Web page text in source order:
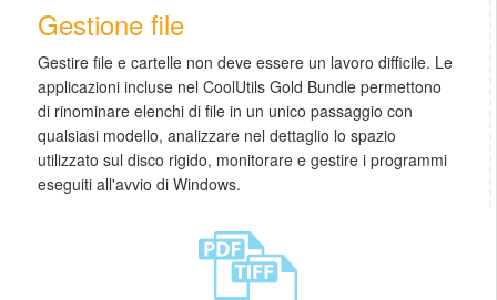
Gestione file
Gestire file e cartelle non deve essere un lavoro difficile. Le
applicazioni incluse nel CoolUtils Gold Bundle permettono
di rinominare elenchi di file in un unico passaggio con
qualsiasi modello, analizzare nel dettaglio lo spazio
utilizzato sul disco rigido, monitorare e gestire i programmi
eseguiti all'avvio di Windows.